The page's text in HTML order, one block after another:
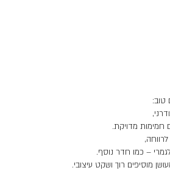
טוב:
חמימות מדויקת.
– כמו חדר נוסף.
מוסיפים רוך ושקט עיצובי.